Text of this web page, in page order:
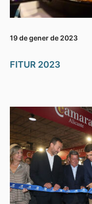
19 de gener de 2023
FITUR 2023